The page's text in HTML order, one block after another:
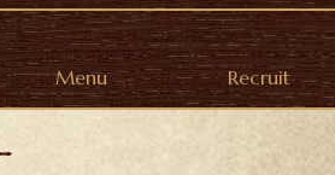
Menu Recruit